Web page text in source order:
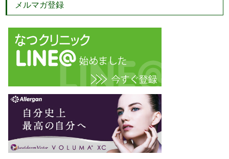
メルマガ登録